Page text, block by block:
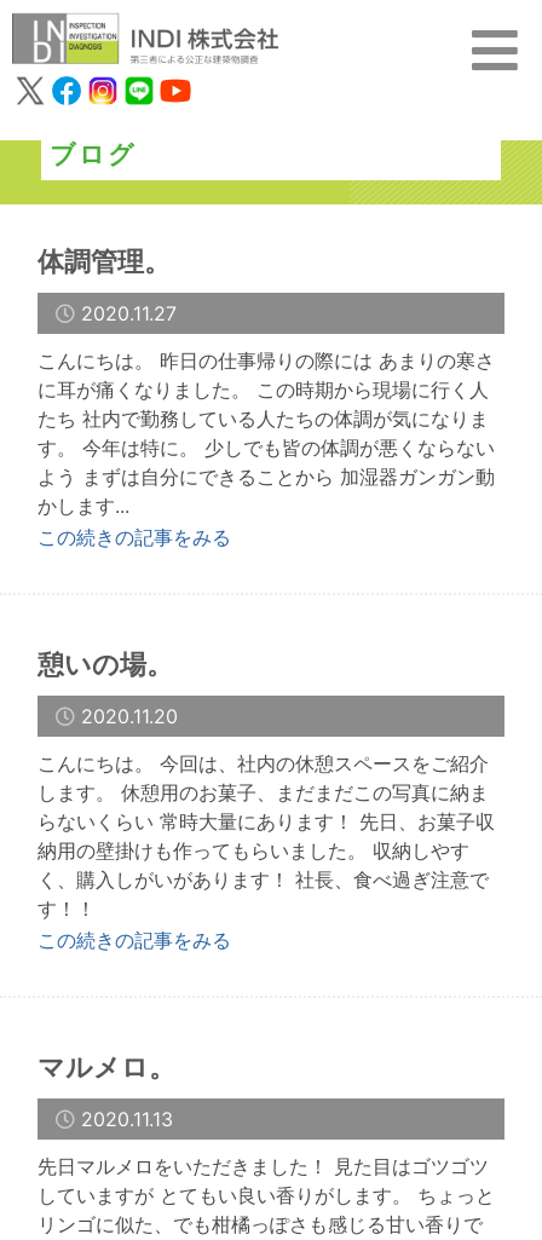
ブログ
体調管理。
2020.11.27
こんにちは。 昨日の仕事帰りの際には あまりの寒さ
に耳が痛くなりました。 この時期から現場に行く人
たち 社内で勤務している人たちの体調が気になりま
す。 今年は特に。 少しでも皆の体調が悪くならない
よう まずは自分にできることから 加湿器ガンガン動
かします...
この続きの記事をみる
憩いの場。
2020.11.20
こんにちは。 今回は、社内の休憩スペースをご紹介
します。 休憩用のお菓子、まだまだこの写真に納ま
らないくらい 常時大量にあります！ 先日、お菓子収
納用の壁掛けも作ってもらいました。 収納しやす
く、購入しがいがあります！ 社長、食べ過ぎ注意で
す！！
この続きの記事をみる
マルメロ。
2020.11.13
先日マルメロをいただきました！ 見た目はゴツゴツ
していますが とてもい良い香りがします。 ちょっと
リンゴに似た、でも柑橘っぽさも感じる甘い香りで